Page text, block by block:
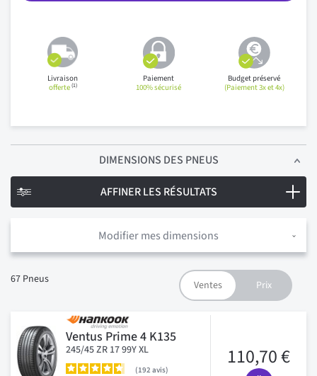
Livraison
offerte(1)
Paiement
100% sécurisé
Budget préservé
(Paiement 3x et 4x)
DIMENSIONS DES PNEUS
Modifier mes dimensions
67 Pneus
Ventus Prime 4 K135
245/45 ZR 17 99Y XL
192 avis
110,70 €
AFFINER LES RÉSULTATS